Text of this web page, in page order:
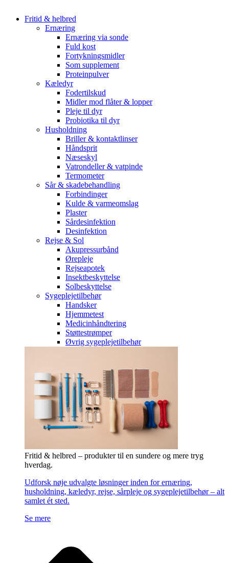
Fritid & helbred
Ernæring
Ernæring via sonde
Fuld kost
Fortykningsmidler
Som supplement
Proteinpulver
Kæledyr
Fodertilskud
Midler mod flåter & lopper
Pleje til dyr
Probiotika til dyr
Husholdning
Briller & kontaktlinser
Håndsprit
Næseskyl
Vatrondeller & vatpinde
Termometer
Sår & skadebehandling
Forbindinger
Kulde & varmeomslag
Plaster
Sårdesinfektion
Desinfektion
Rejse & Sol
Akupressurbånd
Ørepleje
Rejseapotek
Insektbeskyttelse
Solbeskyttelse
Sygeplejetilbehør
Handsker
Hjemmetest
Medicinhåndtering
Støttestrømper
Øvrig sygeplejetilbehør
Fritid & helbred – produkter til en sundere og mere tryg
hverdag.
Udforsk nøje udvalgte løsninger inden for ernæring,
husholdning, kæledyr, rejse, sårpleje og sygeplejetilbehør – alt
samlet ét sted.
Se mere